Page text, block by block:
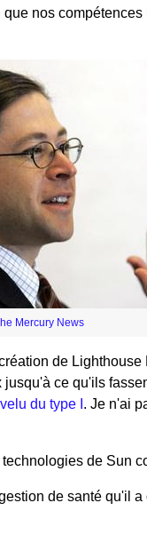
nos
Mercury News
de
ce qu'ils
du type I . Je n'ai
de Sun
de santé qu'il a